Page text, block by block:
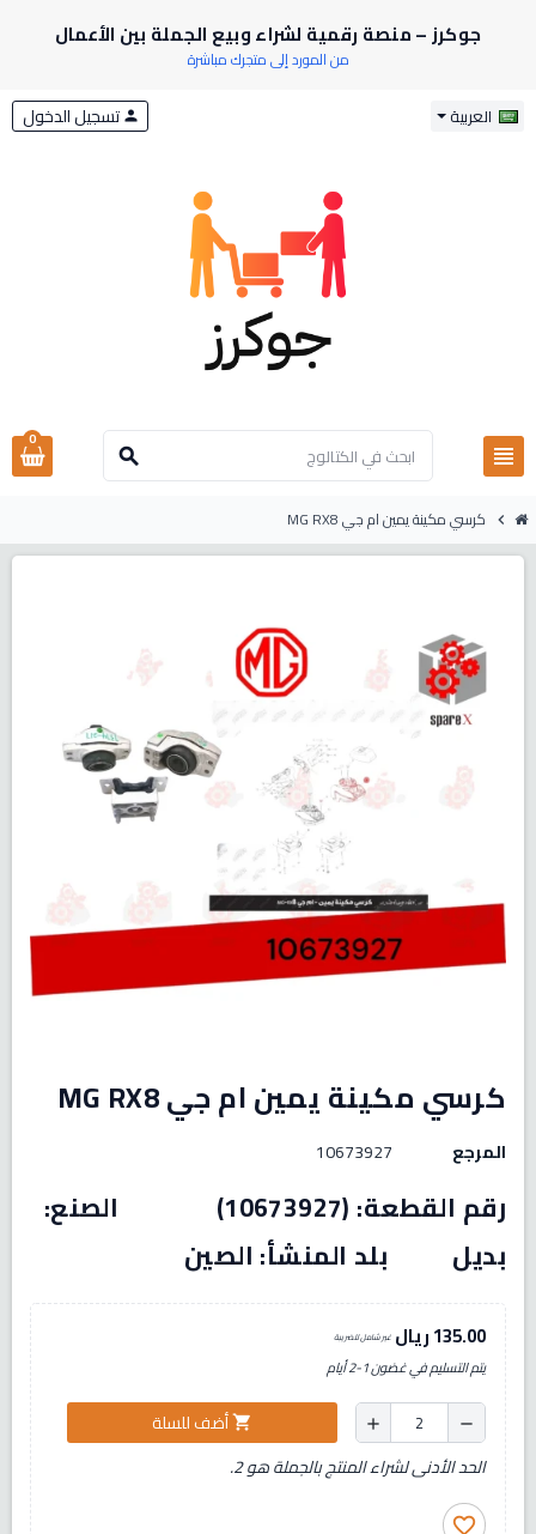
جوكرز – منصة رقمية لشراء وبيع الجملة بين الأعمال
من المورد إلى متجرك مباشرة
العربية
view_headline
search
person تسجيل الدخول
0
chevron_right كرسي مكينة يمين ام جي MG RX8
كرسي مكينة يمين ام جي MG RX8
المرجع 10673927
رقم القطعة: (10673927) الصنع:
بديل بلد المنشأ: الصين
135.00 ريال غير شامل للضريبة
يتم التسليم في غضون 1-2 أيام
remove
add
shopping_cartأضف للسلة
الحد الأدنى لشراء المنتج بالجملة هو 2.
favorite_border